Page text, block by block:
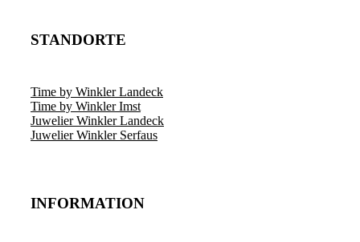
STANDORTE
Time by Winkler Landeck
Time by Winkler Imst
Juwelier Winkler Landeck
Juwelier Winkler Serfaus
INFORMATION